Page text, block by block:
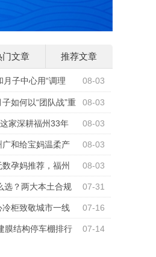
门文章 推荐文章
08-03
子中心用“调理
08-03
如何以“团队战”重
08-03
家深耕福州33年
战”突围？ 08-03
和给宝妈温柔产
08-03
孕妈推荐，福州
07-31
选？两大本土合规
07-16
柜致敬城市一线
07-14
膜结构停车棚排行